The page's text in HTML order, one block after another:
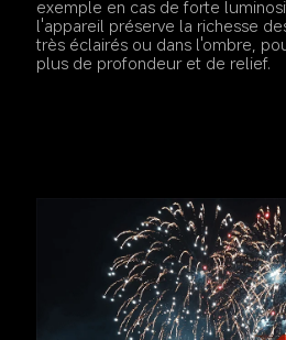
exemple en cas de forte
l'appareil préserve la richesse
très éclairés ou dans l'ombre,
plus de profondeur et de relief.